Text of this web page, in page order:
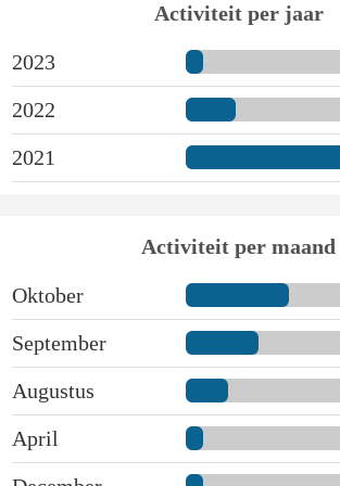
Activiteit per jaar
2023
2022
2021
Activiteit per maand
Oktober
September
Augustus
April